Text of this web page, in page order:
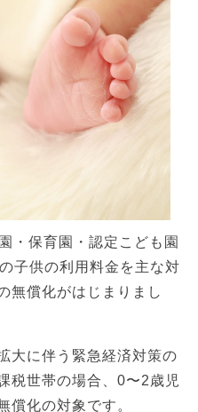
・保育園・認定こども園
子供の利用料金を主な対
無償化がはじまりまし
大に伴う緊急経済対策の
税世帯の場合、0〜2歳児
償化の対象です。